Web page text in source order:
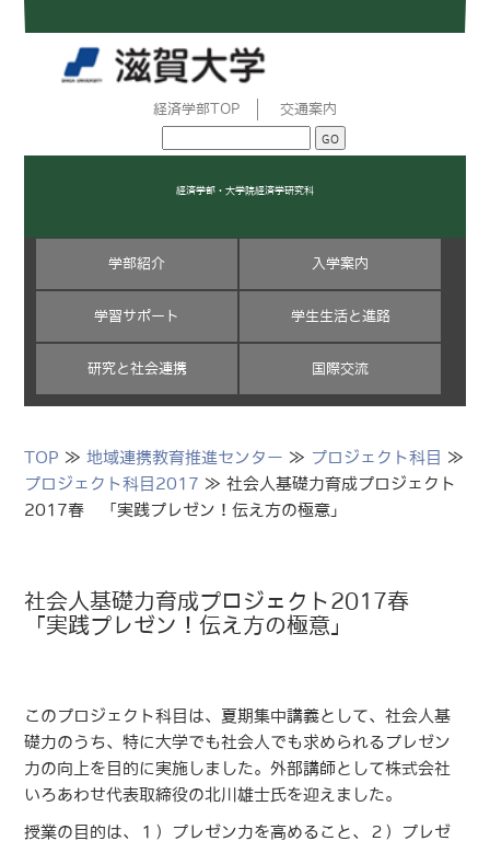
経済学部TOP 交通案内
経済学部・大学院経済学研究科
学部紹介 入学案内
学習サポート 学生生活と進路
研究と社会連携 国際交流
TOP ≫地域連携教育推進センター ≫ プロジェクト科目 ≫
プロジェクト科目2017 ≫ 社会人基礎力育成プロジェクト
2017春 「実践プレゼン！伝え方の極意」
社会人基礎力育成プロジェクト2017春
「実践プレゼン！伝え方の極意」
このプロジェクト科目は、夏期集中講義として、社会人基
礎力のうち、特に大学でも社会人でも求められるプレゼン
力の向上を目的に実施しました。外部講師として株式会社
いろあわせ代表取締役の北川雄士氏を迎えました。
授業の目的は、１）プレゼン力を高めること、２）プレゼ